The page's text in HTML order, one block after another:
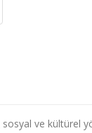
ve kültürel